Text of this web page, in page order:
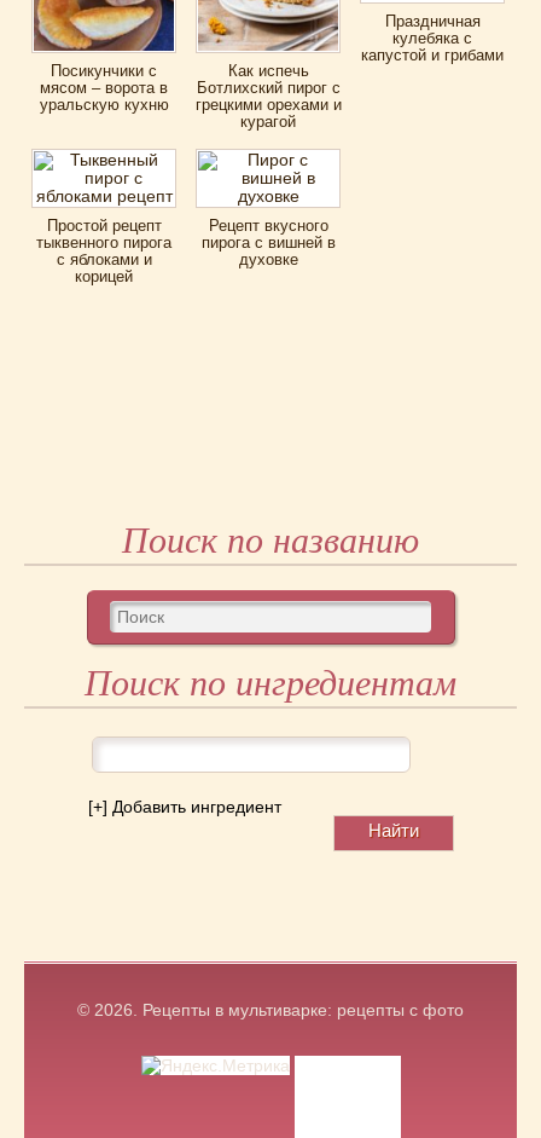
Посикунчики с
мясом – ворота в
уральскую кухню
Как испечь
Ботлихский пирог с
грецкими орехами и
курагой
Праздничная
кулебяка с
капустой и грибами
Простой рецепт
тыквенного пирога
с яблоками и
корицей
Рецепт вкусного
пирога с вишней в
духовке
Поиск по названию
Поиск по ингредиентам
[+] Добавить ингредиент
© 2026. Рецепты в мультиварке: рецепты с фото